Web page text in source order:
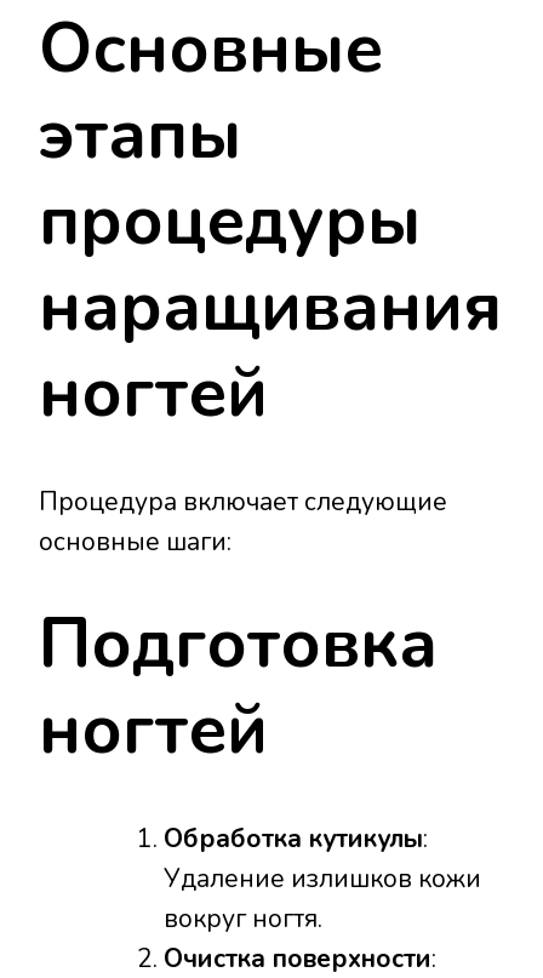
Основные
этапы
процедуры
наращивания
ногтей
Процедура включает следующие
основные шаги:
Подготовка
ногтей
Обработка кутикулы:
Удаление излишков кожи
вокруг ногтя.
Очистка поверхности: